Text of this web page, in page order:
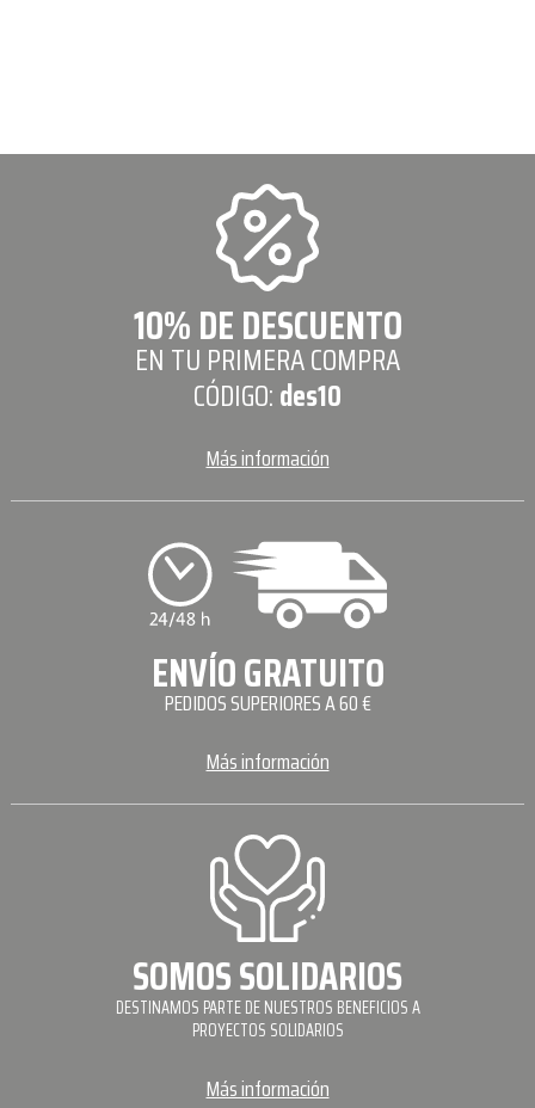
10% DE DESCUENTO
EN TU PRIMERA COMPRA
CÓDIGO:des10
Más información
ENVÍO GRATUITO
PEDIDOS SUPERIORES A 60 €
Más información
SOMOS SOLIDARIOS
DESTINAMOS PARTE DE NUESTROS BENEFICIOS A
PROYECTOS SOLIDARIOS
Más información